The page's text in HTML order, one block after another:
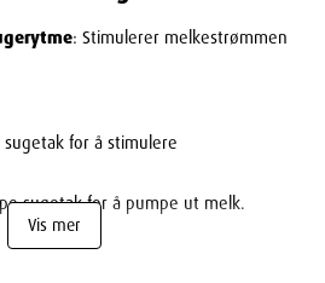
: Stimulerer melkestrømmen
sugetak for å stimulere
sugetak for å pumpe ut melk.
Vis mer